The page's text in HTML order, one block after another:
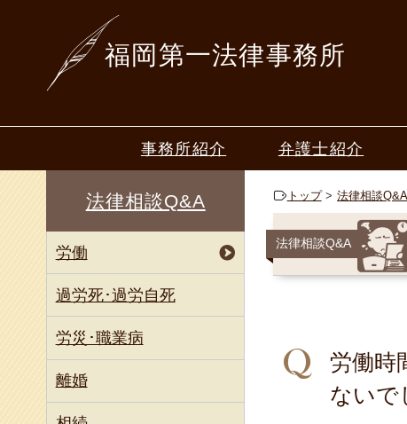
福岡第一法律事務所
事務所紹介 弁護士紹介
梶原 恒夫
深堀 寿美
星野 圭
トップ 法律相談Q&A
法律相談Q&A
労働時
ないで
法律相談Q&A
労働
過労死･過労自死
労災･職業病
離婚